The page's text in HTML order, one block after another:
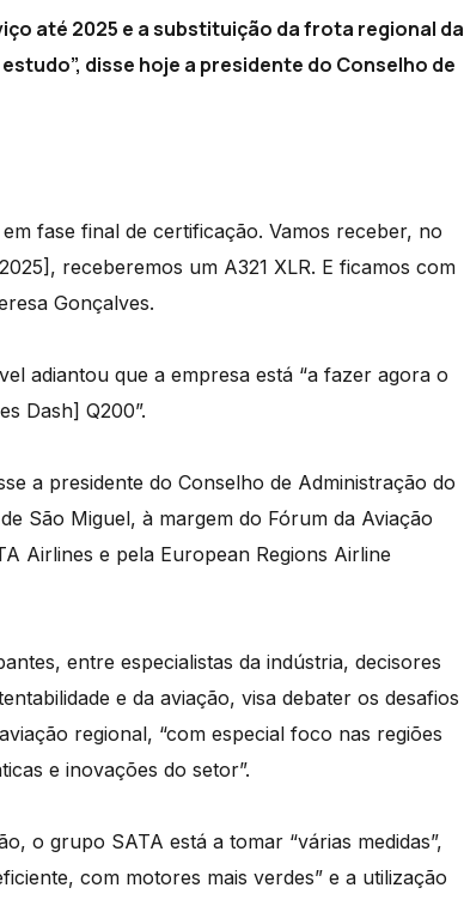
até 2025 e a substituição da frota regional da
disse hoje a presidente do Conselho de
fase final de certificação. Vamos receber, no
receberemos um A321 XLR. E ficamos com
Gonçalves.
adiantou que a empresa está “a fazer agora o
Dash] Q200”.
a presidente do Conselho de Administração do
São Miguel, à margem do Fórum da Aviação
Airlines e pela European Regions Airline
entre especialistas da indústria, decisores
e da aviação, visa debater os desafios
regional, “com especial foco nas regiões
e inovações do setor”.
o grupo SATA está a tomar “várias medidas”,
com motores mais verdes” e a utilização